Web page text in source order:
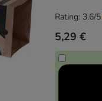
5,29 €
Rating: 3.6/5